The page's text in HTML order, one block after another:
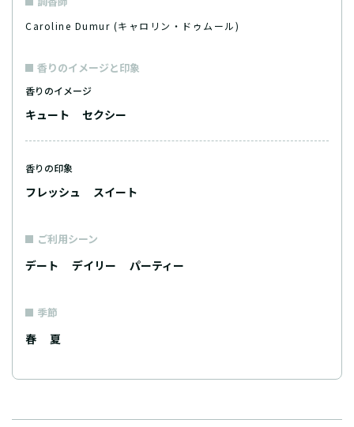
Caroline Dumur (キャロリン・ドゥムール)
香りのイメージと印象
香りのイメージ
キュート セクシー
香りの印象
フレッシュ スイート
ご利用シーン
デート デイリー パーティー
季節
春 夏